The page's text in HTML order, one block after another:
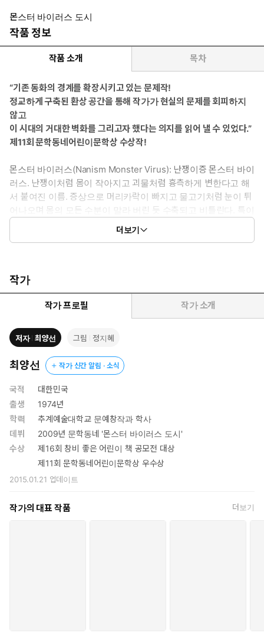
몬스터 바이러스 도시
작품 정보
작품 소개 목차
“기존 동화의 경계를 확장시키고 있는 문제작!
정교하게 구축된 환상 공간을 통해 작가가 현실의 문제를 회피하지
않고
이 시대의 거대한 벽화를 그리고자 했다는 의지를 읽어 낼 수 있었다.”
제11회 문학동네어린이문학상 수상작!
몬스터 바이러스(Nanism Monster Virus): 난쟁이증 몬스터 바이
러스. 난쟁이처럼 몸이 작아지고 괴물처럼 흉측하게 변한다고 해
서 붙여진 이름. 증상으로 머리카락이 빠지고 물고기처럼 눈이 튀
어나오며 몸의 모든 수분이 말라 버린 듯 수축되고 비틀린다. 특이
하게도 이 병은 아이들에게만 발생하며 아직까지 치료제는 없다.
최첨단 도시 ‘녹슨시’에서 아이들이 의문의 바이러스에 감염된다.
골격이 뒤틀리고 얼굴이 흉측하게 일그러진 아이들은 지하 깊숙
이 자리한 보안실로 옮겨진다. 곧 연구진들이 소집되고 오랫동안
비밀리에 연구를 진행한 끝에 아이들에게서 한 가지 공통점이 발
견된다. 성장 속도가 전체적으로 느리다는 것. 하지만 원인을 채
밝히기도 전에 녹슨시 관료들은 바이러스 연구가 녹슨시 개발에
걸림돌이 될 것이라 판단하고 연구를 종료시킨다. 그리고 이 모든
사실을 일급 보안 사항으로 남긴다. 그로부터 십이 년 뒤, 여전히
최첨단을 달리는 빛의 도시 녹슨시에 사라진 줄로만 알았던 괴바
이러스가 다시금 출현하고 비밀에 싸여 있던 바이러스의 정체가
두 아이들의 활약에 의해 드러나는데…….
시간을 잡아먹는 바이러스와 함께 어린이문학에 신선한 충격을 몰고
온 신예 작가
“기존 동화의 경계를 확장시키는” “우리 동화에 새로운 상상력을 불
어넣으리라 믿어 의심치 않는”(문학동네), “새로운 작품 세계를 창
놀라운 신예 작가, 최양선. 자신만의 독창적인 색깔을 선보이며 문학
더보기
작가
작가 프로필 작가 소개
저자 최양선 그림 정지혜
최양선 작가 신간 알림 · 소식
국적
대한민국
출생
1974년
학력
추계예술대학교 문예창작과 학사
데뷔
2009년 문학동네 '몬스터 바이러스 도시'
수상
제16회 창비 좋은 어린이 책 공모전 대상
제11회 문학동네어린이문학상 우수상
2015.01.21 업데이트
작가의 대표 작품 더보기